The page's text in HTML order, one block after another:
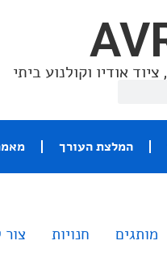
אודיו וקולנוע ביתי
המלצת העורך
מותגים חנויות